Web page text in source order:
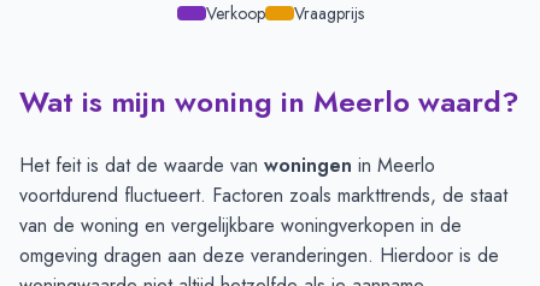
Verkoop Vraagprijs
Prijsontwikkeling per maand -Meerlo
Vraagprijs
Verkoopprijs
Juli
€ 435.600€ 450.075
Augustus
€ 397.000 € 458.254
September€ 393.400 € 482.362
Oktober
€ 415.333 € 421.164
Wat is mijn woning in Meerlo waard?
Het feit is dat de waarde van woningen in Meerlo
voortdurend fluctueert. Factoren zoals markttrends, de staat
van de woning en vergelijkbare woningverkopen in de
omgeving dragen aan deze veranderingen. Hierdoor is de